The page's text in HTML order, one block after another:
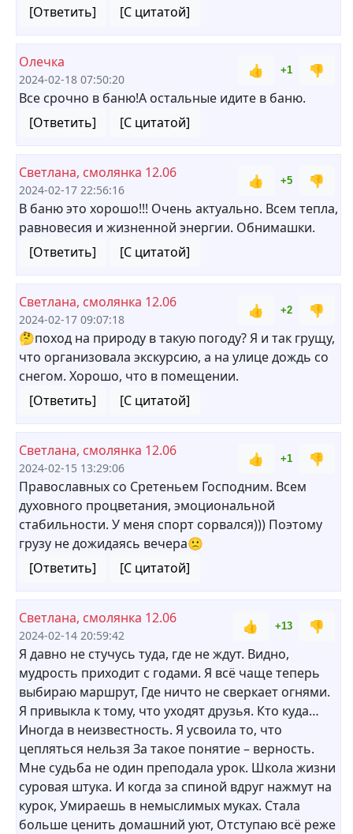
[Ответить]
[С цитатой]
Олечка
2024-02-18 07:50:20
👍 +1
👎
Все срочно в баню!А остальные идите в баню.
[Ответить]
[С цитатой]
Светлана, смолянка 12.06
2024-02-17 22:56:16
👍 +5
👎
В баню это хорошо!!! Очень актуально. Всем тепла,
равновесия и жизненной энергии. Обнимашки.
[Ответить]
[С цитатой]
Светлана, смолянка 12.06
2024-02-17 09:07:18
👍 +2
👎
🤔поход на природу в такую погоду? Я и так грущу,
что организовала экскурсию, а на улице дождь со
снегом. Хорошо, что в помещении.
[Ответить]
[С цитатой]
Светлана, смолянка 12.06
2024-02-15 13:29:06
👍 +1
👎
Православных со Сретеньем Господним. Всем
духовного процветания, эмоциональной
стабильности. У меня спорт сорвался))) Поэтому
грузу не дожидаясь вечера🙁
[Ответить]
[С цитатой]
Светлана, смолянка 12.06
2024-02-14 20:59:42
👍 +13
👎
Я давно не стучусь туда, где не ждут. Видно,
мудрость приходит с годами. Я всё чаще теперь
выбираю маршрут, Где ничто не сверкает огнями.
Я привыкла к тому, что уходят друзья. Кто куда…
Иногда в неизвестность. Я усвоила то, что
цепляться нельзя За такое понятие – верность.
Мне судьба не один преподала урок. Школа жизни
суровая штука. И когда за спиной вдруг нажмут на
курок, Умираешь в немыслимых муках. Стала
больше ценить домашний уют, Отступаю всё реже